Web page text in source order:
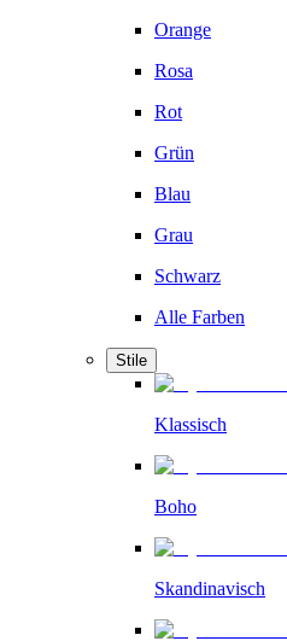
Orange
Rosa
Rot
Grün
Blau
Grau
Schwarz
Alle Farben
Stile
Klassisch
Boho
Skandinavisch